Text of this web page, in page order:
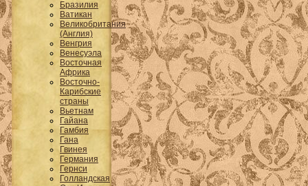
Бразилия
Ватикан
Великобритания
(Англия)
Венгрия
Венесуэла
Восточная
Африка
Восточно-
Карибские
страны
Вьетнам
Гайана
Гамбия
Гана
Гвинея
Германия
Гернси
Голландская